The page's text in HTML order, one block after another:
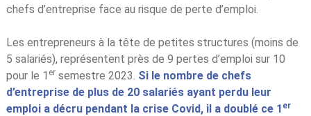
chefs d’entreprise face au risque de perte d’emploi.
Les entrepreneurs à la tête de petites structures (moins de
5 salariés), représentent près de 9 pertes d’emploi sur 10
pour le 1 ersemestre 2023. Si le nombre de chefs
d’entreprise de plus de 20 salariés ayant perdu leur
emploi a décru pendant la crise Covid, il a doublé ce 1 er